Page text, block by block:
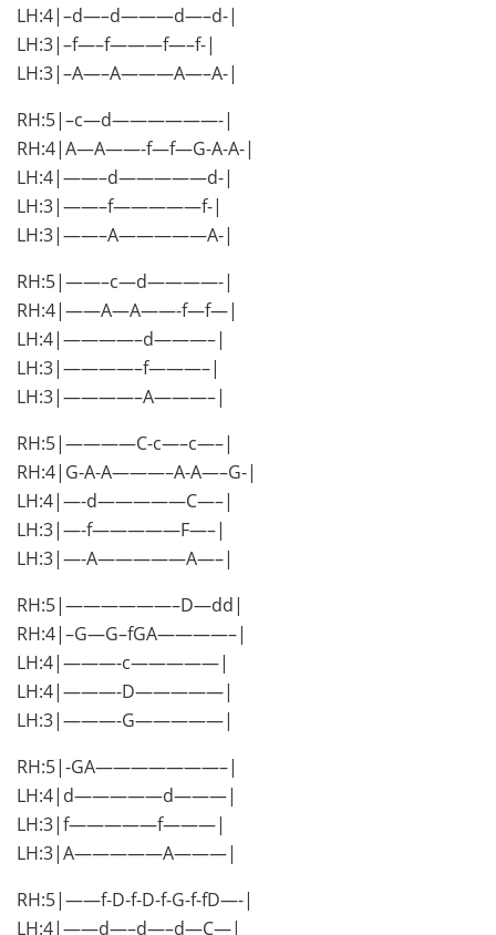
LH:4|–d—–d———d—–d-|
LH:3|–f—–f———f—–f-|
LH:3|–A—–A———A—–A-|
RH:5|–c—d——————-|
RH:4|A—A——-f—f—G-A-A-|
LH:4|——–d—————d-|
LH:3|——–f—————f-|
LH:3|——–A—————A-|
RH:5|——–c—d————-|
RH:4|——A—A——-f—f—|
LH:4|————–d———–|
LH:3|————–f———–|
LH:3|————–A———–|
RH:5|————C-c—–c—–|
RH:4|G-A-A———–A-A—–G-|
LH:4|—-d—————C—–|
LH:3|—-f—————F—–|
LH:3|—-A—————A—–|
RH:5|——————–D—dd|
RH:4|–G—G–fGA————–|
LH:4|———-c—————|
LH:4|———-D—————|
LH:3|———-G—————|
RH:5|-GA———————–|
LH:4|d—————d———|
LH:3|f—————f———|
LH:3|A—————A———|
RH:5|——f-D-f-D-f-G-f-fD—-|
LH:4|——d—–d—–d—C—|